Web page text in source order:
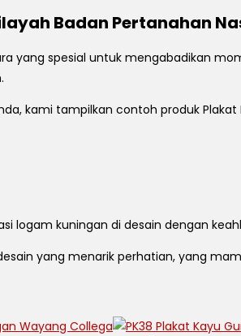
Badan Pertanahan
yang spesial untuk mengabadikan
kami tampilkan contoh produk Plakat
logam kuningan di desain dengan
yang menarik perhatian, yang